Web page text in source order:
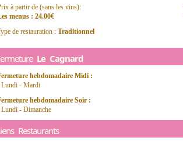
à partir de (sans les vins):
menus : 24.00€
de restauration : Traditionnel
Le Cagnard
hebdomadaire Midi :
Lundi - Mardi
hebdomadaire Soir :
- Dimanche
Restaurants